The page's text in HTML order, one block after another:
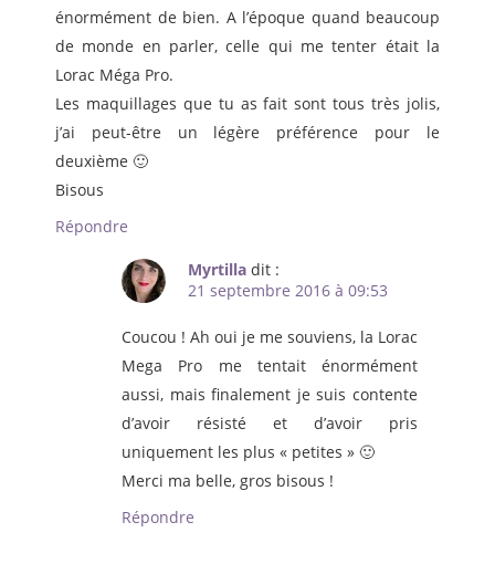
énormément de bien. A l’époque quand beaucoup
de monde en parler, celle qui me tenter était la
Lorac Méga Pro.
Les maquillages que tu as fait sont tous très jolis,
j’ai peut-être un légère préférence pour le
deuxième 🙂
Bisous
Répondre
Myrtilla dit :
21 septembre 2016 à 09:53
Coucou ! Ah oui je me souviens, la Lorac
Mega Pro me tentait énormément
aussi, mais finalement je suis contente
d’avoir résisté et d’avoir pris
uniquement les plus « petites » 🙂
Merci ma belle, gros bisous !
Répondre